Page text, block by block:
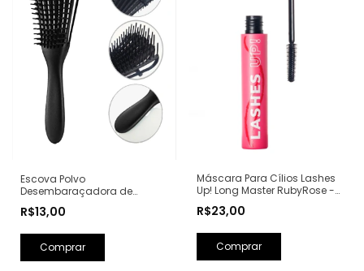
Escova Polvo
Desembaraçadora de
R$13,00
Máscara Para Cílios Lashes
Up! Long Master RubyRose -
HB-E2006
R$23,00